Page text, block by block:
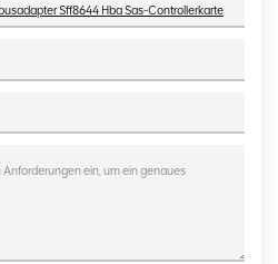
Sff8644 Hba Sas-Controllerkarte